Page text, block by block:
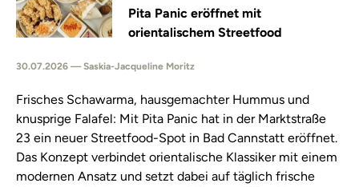
Pita Panic eröffnet mit
orientalischem Streetfood
30.07.2026 — Saskia-Jacqueline Moritz
Frisches Schawarma, hausgemachter Hummus und
knusprige Falafel: Mit Pita Panic hat in der Marktstraße
23 ein neuer Streetfood-Spot in Bad Cannstatt eröffnet.
Das Konzept verbindet orientalische Klassiker mit einem
modernen Ansatz und setzt dabei auf täglich frische